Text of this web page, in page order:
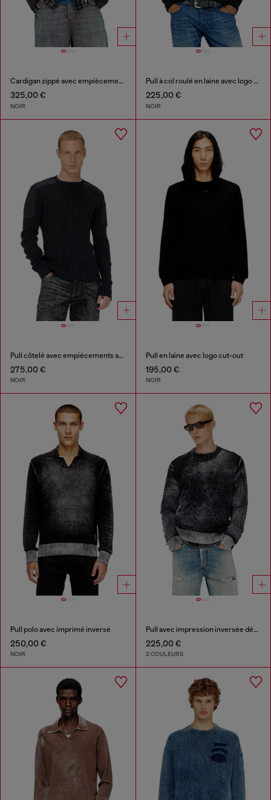
Cardigan zippé avec empiècements utilitaires
325,00 €
NOIR
Pull à col roulé en laine avec logo ajouré
225,00 €
NOIR
Pull côtelé avec empiècements aux épaules
275,00 €
NOIR
Pull en laine avec logo cut-out
195,00 €
NOIR
Pull polo avec imprimé inversé
250,00 €
NOIR
Pull avec impression inversée décolorée
225,00 €
2 COULEURS